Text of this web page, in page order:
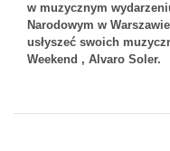
w muzycznym
Narodowym w
usłyszeć swoich
Weekend , Alvaro Soler.